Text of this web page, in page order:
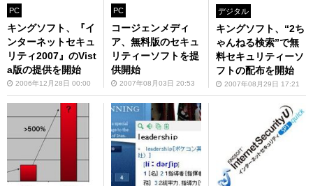
PC
キングソフト、『イ
ンターネットセキュ
リティ2007』のVist
a版の提供を開始
2006年12月28日 00:00
PC
コージェンメディ
ア、無料版のセキュ
リティーソフトを提
供開始
2007年08月03日 20:53
デジタル
キングソフト、“2ち
ゃんねる検索”で無
料セキュリティーソ
フトの配布を開始
2007年08月29日 17:21